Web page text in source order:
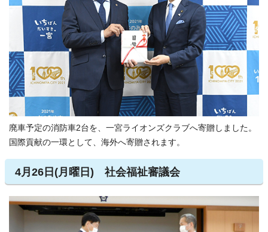
廃車予定の消防車2台を、一宮ライオンズクラブへ寄贈しました。
国際貢献の一環として、海外へ寄贈されます。
4月26日(月曜日) 社会福祉審議会